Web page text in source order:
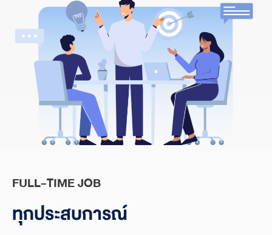
FULL-TIME JOB
ทุกประสบการณ์